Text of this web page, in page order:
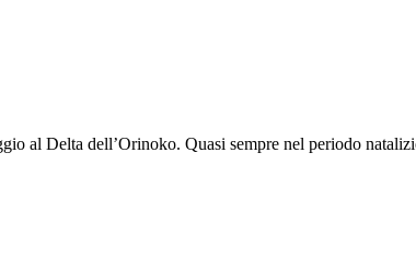
al Delta dell’Orinoko. Quasi sempre nel periodo